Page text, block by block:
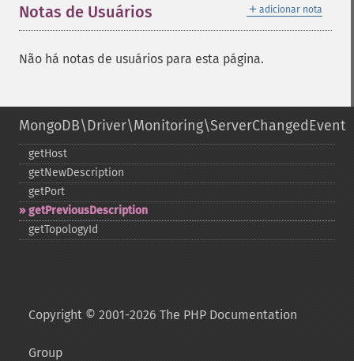
＋ adicionar nota
Notas de Usuários
Não há notas de usuários para esta página.
MongoDB\Driver\Monitoring\ServerChangedEvent
getHost
getNewDescription
getPort
getPreviousDescription
getTopologyId
Copyright © 2001-2026 The PHP Documentation
Group